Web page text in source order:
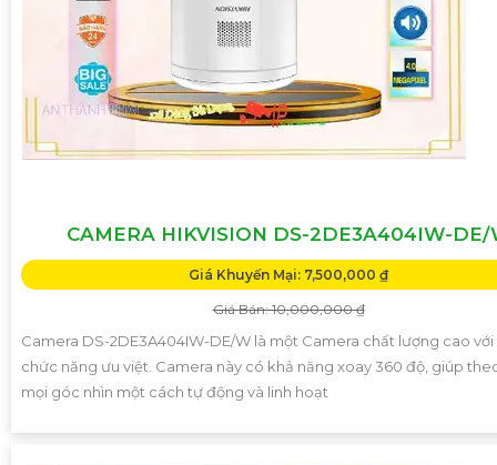
CAMERA HIKVISION DS-2DE3A404IW-DE/
Giá Khuyến Mại: 7,500,000 ₫
Giá Bán: 10,000,000 ₫
Camera DS-2DE3A404IW-DE/W là một Camera chất lượng cao với
chức năng ưu việt. Camera này có khả năng xoay 360 độ, giúp
mọi góc nhìn một cách tự động và linh hoạt